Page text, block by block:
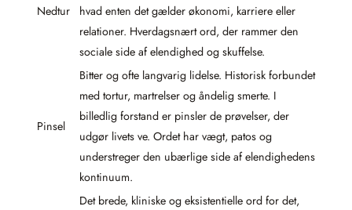
Nedtur
hvad enten det gælder økonomi, karriere eller
relationer. Hverdagsnært ord, der rammer den
sociale side af elendighed og skuffelse.
Pinsel
Bitter og ofte langvarig lidelse. Historisk forbundet
med tortur, martrelser og åndelig smerte. I
billedlig forstand er pinsler de prøvelser, der
udgør livets ve. Ordet har vægt, patos og
understreger den ubærlige side af elendighedens
kontinuum.
Det brede, kliniske og eksistentielle ord for det,